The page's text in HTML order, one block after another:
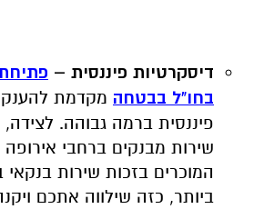
דיסקרטיות פיננסית –
בחו"ל בבטחה מקדמת
פיננסית ברמה גבוהה.
שירות מבנקים ברחבי אירופה
המוכרים בזכות שירות בנקאי
ביותר, כזה שילווה אתכם